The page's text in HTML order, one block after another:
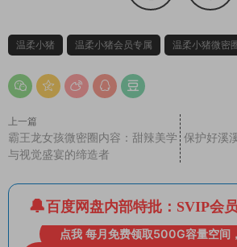
温柔小猪 温柔小猪会员专属 温柔小猪微密
上一篇
霸王龙女孩微密圈内容：甜辣美学
与视觉盛宴的缔造者
保护好溪
百度网盘内部特批：SVIP会
点我 每月免费领取500G容量空间